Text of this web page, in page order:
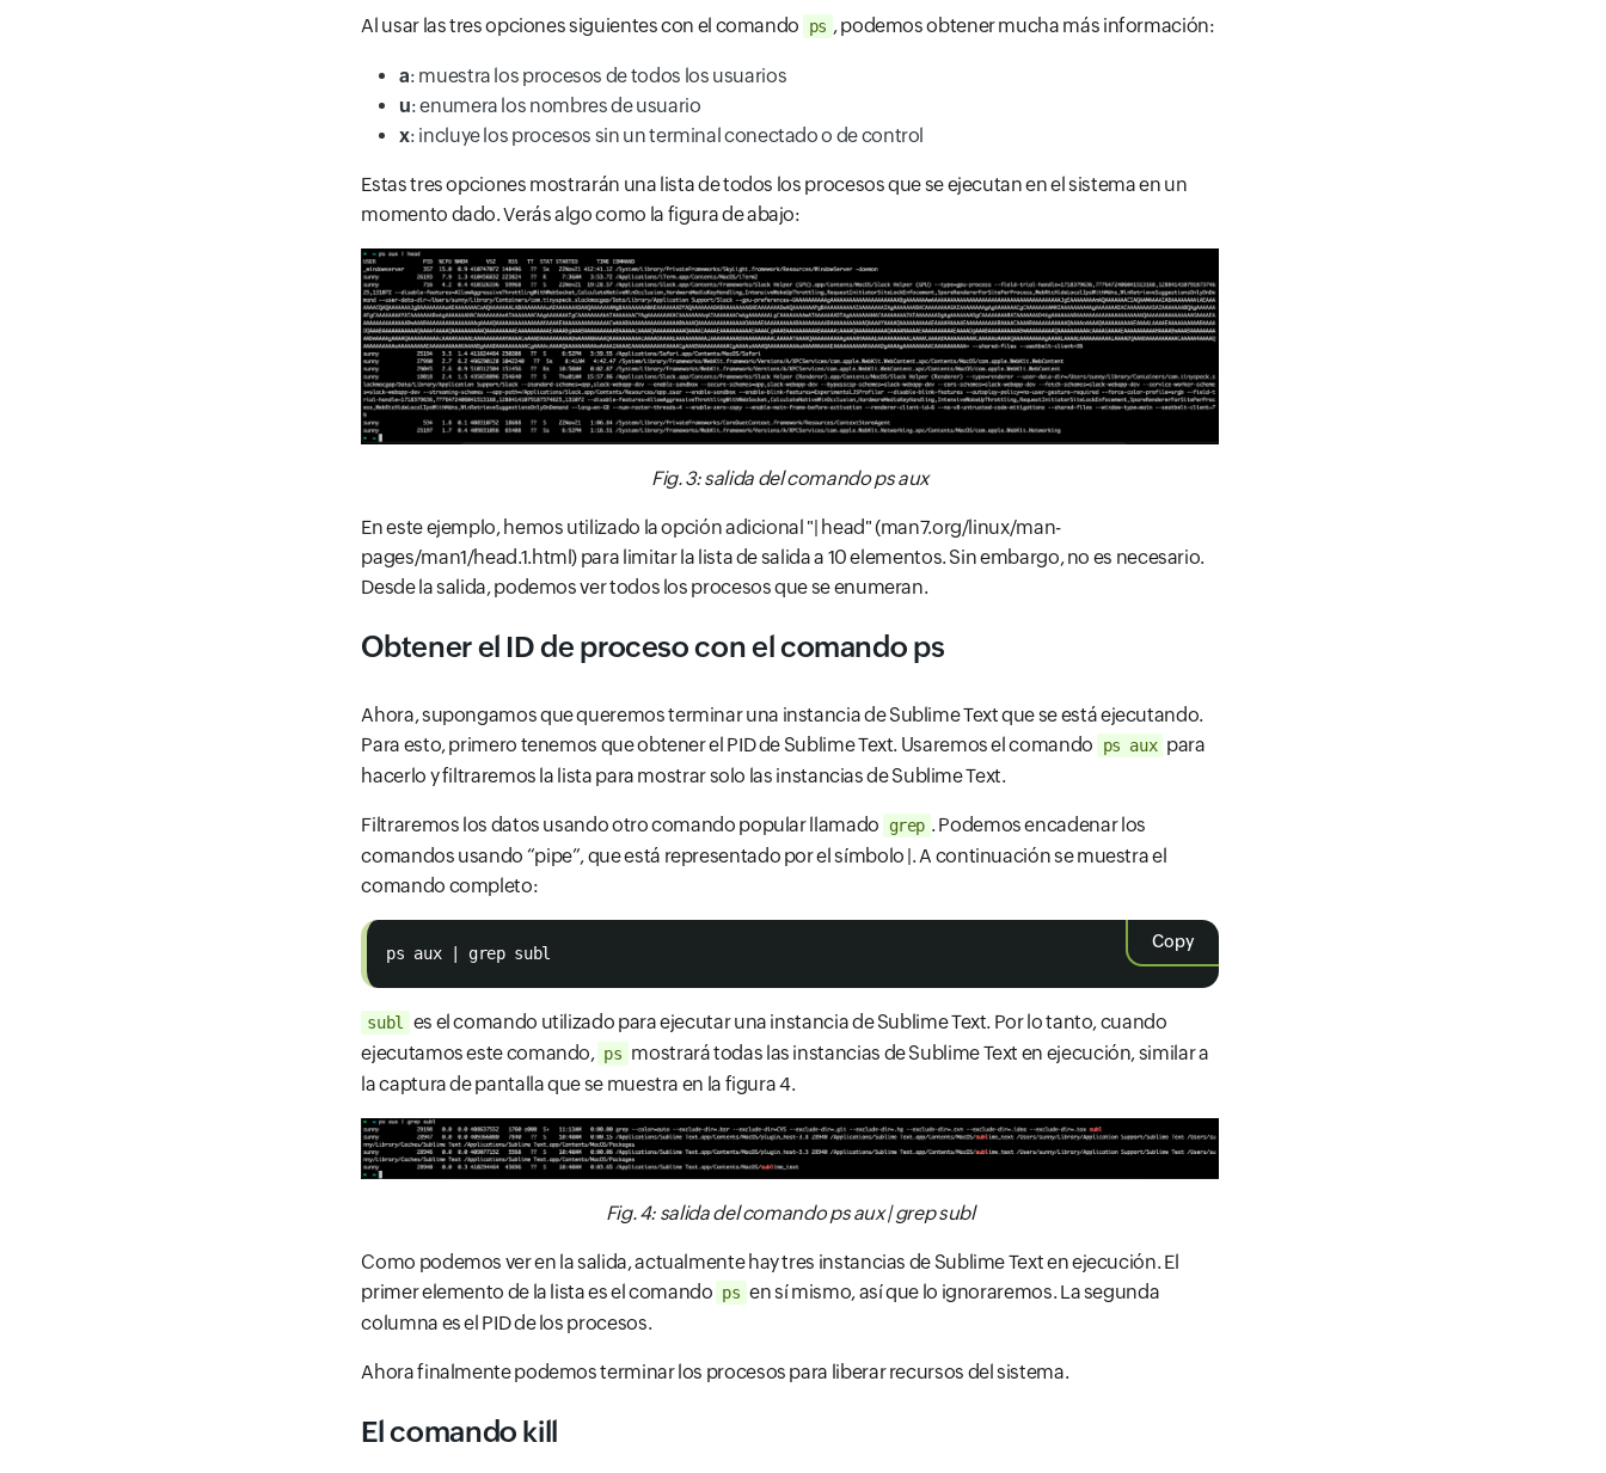
Al usar las tres opciones siguientes con el comando ps , podemos obtener mucha más información:
a: muestra los procesos de todos los usuarios
u: enumera los nombres de usuario
x: incluye los procesos sin un terminal conectado o de control
Estas tres opciones mostrarán una lista de todos los procesos que se ejecutan en el sistema en un
momento dado. Verás algo como la figura de abajo:
Fig. 3: salida del comando ps aux
En este ejemplo, hemos utilizado la opción adicional "| head" (man7.org/linux/man-
pages/man1/head.1.html) para limitar la lista de salida a 10 elementos. Sin embargo, no es necesario.
Desde la salida, podemos ver todos los procesos que se enumeran.
Obtener el ID de proceso con el comando ps
Ahora, supongamos que queremos terminar una instancia de Sublime Text que se está ejecutando.
Para esto, primero tenemos que obtener el PID de Sublime Text. Usaremos el comando
ps aux para
hacerlo y filtraremos la lista para mostrar solo las instancias de Sublime Text.
Filtraremos los datos usando otro comando popular llamado grep . Podemos encadenar los
comandos usando “pipe”, que está representado por el símbolo |. A continuación se muestra el
comando completo:
Copy
ps aux | grep subl
subl
es el comando utilizado para ejecutar una instancia de Sublime Text. Por lo tanto, cuando
ejecutamos este comando, ps mostrará todas las instancias de Sublime Text en ejecución, similar a
la captura de pantalla que se muestra en la figura 4.
Fig. 4: salida del comando ps aux | grep subl
Como podemos ver en la salida, actualmente hay tres instancias de Sublime Text en ejecución. El
primer elemento de la lista es el comando ps en sí mismo, así que lo ignoraremos. La segunda
columna es el PID de los procesos.
Ahora finalmente podemos terminar los procesos para liberar recursos del sistema.
El comando kill